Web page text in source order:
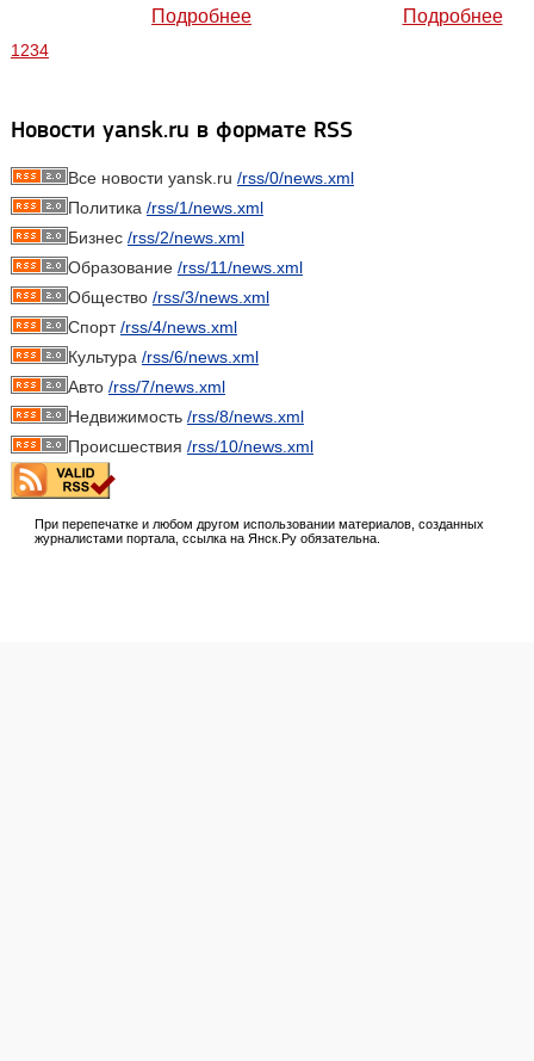
Подробнее Подробнее
1 234
Новости yansk.ru в формате RSS
Все новости yansk.ru /rss/0/news.xml
Политика /rss/1/news.xml
Бизнес /rss/2/news.xml
Образование /rss/11/news.xml
Общество /rss/3/news.xml
Спорт/rss/4/news.xml
Культура /rss/6/news.xml
Авто /rss/7/news.xml
Недвижимость /rss/8/news.xml
Происшествия /rss/10/news.xml
При перепечатке и любом другом использовании материалов, созданных
журналистами портала, ссылка на Янск.Ру обязательна.